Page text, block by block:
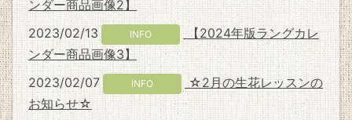
ンダー商品画像2】
2023/02/13
INFO
【2024年版ラングカレ
ンダー商品画像3】
2023/02/07
INFO
☆2月の生花レッスンの
お知らせ☆